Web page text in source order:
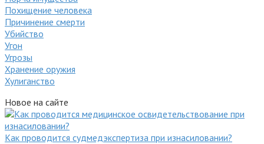
Похищение человека
Причинение смерти
Убийство
Угон
Угрозы
Хранение оружия
Хулиганство
Новое на сайте
Как проводится судмедэкспертиза при изнасиловании?